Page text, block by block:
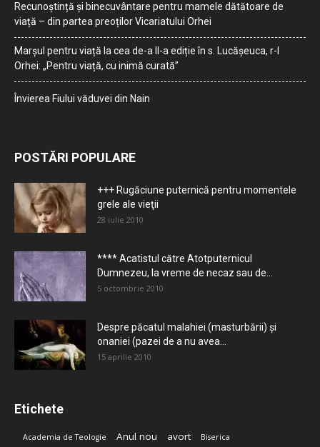
Recunoștință și binecuvântare pentru mamele dătătoare de
viață – din partea preoților Vicariatului Orhei
Marșul pentru viață la cea de-a II-a ediție în s. Lucășeuca, r-l
Orhei: „Pentru viață, cu inimă curată”
Învierea Fiului văduvei din Nain
POSTĂRI POPULARE
+++ Rugăciune puternică pentru momentele
grele ale vieţii
28 iulie 2010
**** Acatistul către Atotputernicul
Dumnezeu, la vreme de necaz sau de...
5 octombrie 2010
Despre păcatul malahiei (masturbării) şi
onaniei (pazei de a nu avea...
15 aprilie 2010
Etichete
Academia de Teologie Anul nou avort Biserica